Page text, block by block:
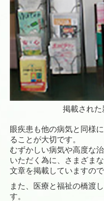
掲載され
眼疾患も他の病気と同様
ることが大切です。
むずかしい病気や高度な
いただく為に、さまざま
文章を掲載していますの
また、医療と福祉の橋渡
す。